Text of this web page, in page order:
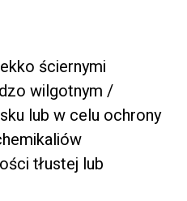
ściernymi
wilgotnym /
lub w celu ochrony
tłustej lub